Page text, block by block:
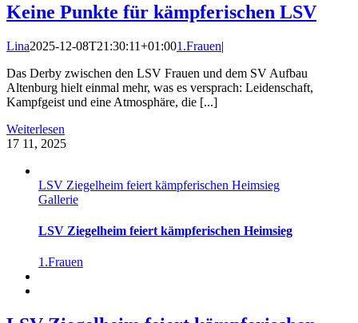
Keine Punkte für kämpferischen LSV
Lina2025-12-08T21:30:11+01:001.Frauen|
Das Derby zwischen den LSV Frauen und dem SV Aufbau
Altenburg hielt einmal mehr, was es versprach: Leidenschaft,
Kampfgeist und eine Atmosphäre, die [...]
Weiterlesen
17 11, 2025
LSV Ziegelheim feiert kämpferischen Heimsieg
Gallerie
LSV Ziegelheim feiert kämpferischen Heimsieg
1.Frauen